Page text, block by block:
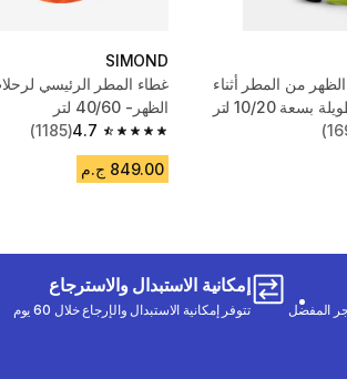
من المطر أثناء
10/20 لتر
SIMOND
غطاء المطر الرئيسي
الظهر- 40/60 لتر
4.7
4.7 out of 5 stars from 1185 reviews
(1185)
849.00 ج.م
المفضل
إمكانية الاستبدال والاسترجاع
تتوفر إمكانية الاستبدال والإرجاع خلال 60 يوم